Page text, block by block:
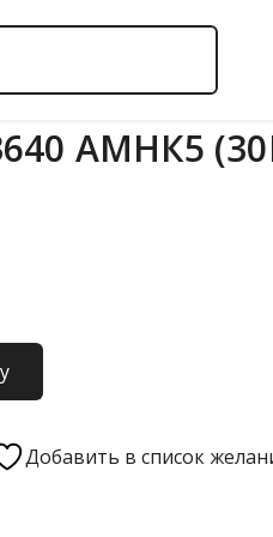
АМНК5
Добавить в список